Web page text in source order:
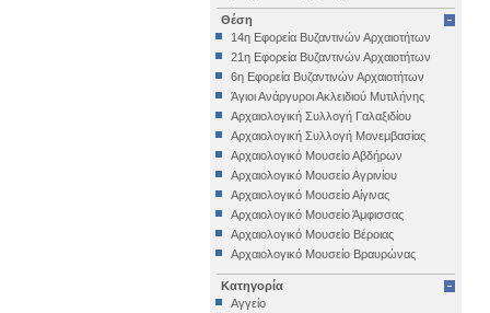
Θέση
14η Εφορεία Βυζαντινών Αρχαιοτήτων
21η Εφορεία Βυζαντινών Αρχαιοτήτων
6η Εφορεία Βυζαντινών Αρχαιοτήτων
Άγιοι Ανάργυροι Ακλειδιού Μυτιλήνης
Αρχαιολογική Συλλογή Γαλαξιδίου
Αρχαιολογική Συλλογή Μονεμβασίας
Αρχαιολογικό Μουσείο Αβδήρων
Αρχαιολογικό Μουσείο Αγρινίου
Αρχαιολογικό Μουσείο Αίγινας
Αρχαιολογικό Μουσείο Άμφισσας
Αρχαιολογικό Μουσείο Βέροιας
Αρχαιολογικό Μουσείο Βραυρώνας
Αρχαιολογικό Μουσείο Δελφών
Αρχαιολογικό Μουσείο Ηγουμενίτσας
Κατηγορία
Αγγείο